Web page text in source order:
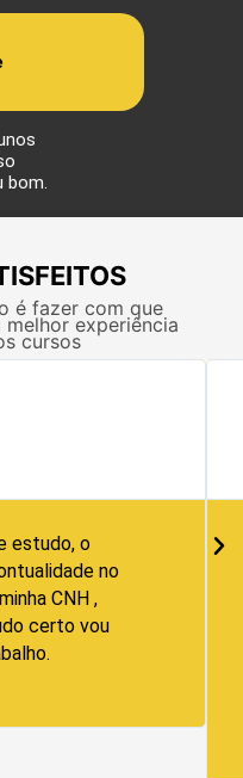
bom.
é fazer com que
experiência
cursos
estudo, o
no
CNH ,
certo vou